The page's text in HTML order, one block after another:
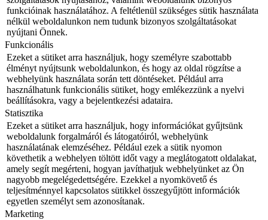
funkcióinak használatához. A feltétlenül szükséges sütik használata
nélkül weboldalunkon nem tudunk bizonyos szolgáltatásokat
nyújtani Önnek.
Funkcionális
Ezeket a sütiket arra használjuk, hogy személyre szabottabb
élményt nyújtsunk weboldalunkon, és hogy az oldal rögzítse a
webhelyünk használata során tett döntéseket. Például arra
használhatunk funkcionális sütiket, hogy emlékezzünk a nyelvi
beállításokra, vagy a bejelentkezési adataira.
Statisztika
Ezeket a sütiket arra használjuk, hogy információkat gyűjtsünk
weboldalunk forgalmáról és látogatóiról, webhelyünk
használatának elemzéséhez. Például ezek a sütik nyomon
követhetik a webhelyen töltött időt vagy a meglátogatott oldalakat,
amely segít megérteni, hogyan javíthatjuk webhelyünket az Ön
nagyobb megelégedettségére. Ezekkel a nyomkövető és
teljesítménnyel kapcsolatos sütikkel összegyűjtött információk
egyetlen személyt sem azonosítanak.
Marketing